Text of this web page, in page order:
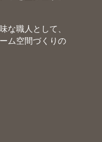
な職人として、
ム空間づくりの